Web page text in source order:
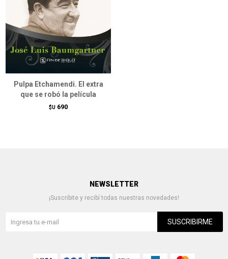
Pulpa Etchamendi. El extra
que se robó la película
$U 690
NEWSLETTER
¡Suscribite y recibí todas nuestras novedades!
SUSCRIBIRME